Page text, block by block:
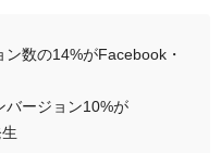
数の14%がFacebook・
バージョン10%が